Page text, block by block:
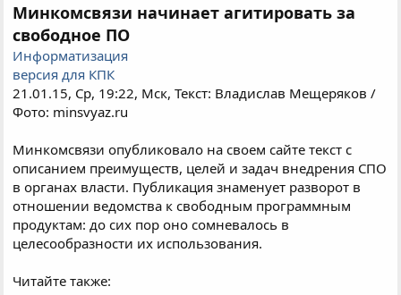
Минкомсвязи начинает агитировать за
свободное ПО
Информатизация
версия для КПК
21.01.15, Ср, 19:22, Мск, Текст: Владислав Мещеряков /
Фото: minsvyaz.ru
Минкомсвязи опубликовало на своем сайте текст с
описанием преимуществ, целей и задач внедрения СПО
в органах власти. Публикация знаменует разворот в
отношении ведомства к свободным программным
продуктам: до сих пор оно сомневалось в
целесообразности их использования.
Читайте также: